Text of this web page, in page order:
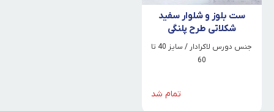
ست بلوز و شلوار سفید
شکلاتی طرح پلنگی
جنس دورس لاکرادار / سایز 40 تا
60
تمام شد